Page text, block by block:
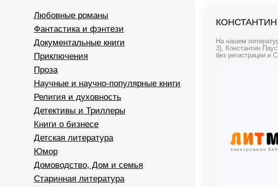
На нашем
3), Константин
без регистрации и
Любовные романы
Фантастика и фэнтези
Документальные книги
Приключения
Проза
Научные и научно-популярные книги
Религия и духовность
Детективы и Триллеры
Книги о бизнесе
Детская литература
Юмор
Домоводство, Дом и семья
Старинная литература